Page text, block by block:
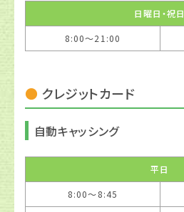
日曜日・祝日
8:00〜21:00
クレジットカード
自動キャッシング
平日
8:00〜8:45